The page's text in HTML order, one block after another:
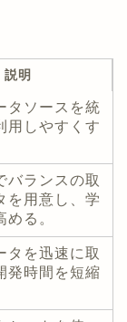
説明
タソースを統
用しやすくす
バランスの取
を用意し、学
める。
タを迅速に取
発時間を短縮